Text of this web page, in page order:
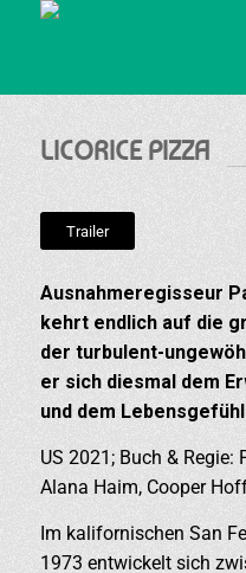
LICORICE PIZZA
Trailer
Ausnahmeregisseur
kehrt endlich auf die
der turbulent-
er sich diesmal dem
und dem
US 2021; Buch &
Alana Haim, Cooper
Im kalifornischen San
1973 entwickelt sich